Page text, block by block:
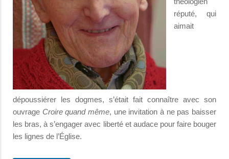
réputé, qui
aimait
dépoussiérer les dogmes, s’était fait connaître avec son
ouvrage Croire quand même, une invitation à ne pas baisser
les bras, à s’engager avec liberté et audace pour faire bouger
les lignes de l’Église.